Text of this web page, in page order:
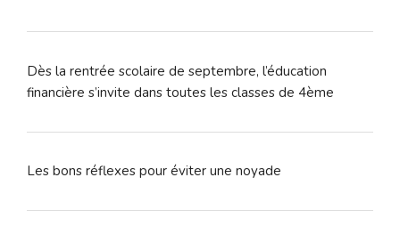
Dès la rentrée scolaire de septembre, l’éducation
financière s’invite dans toutes les classes de 4ème
Les bons réflexes pour éviter une noyade